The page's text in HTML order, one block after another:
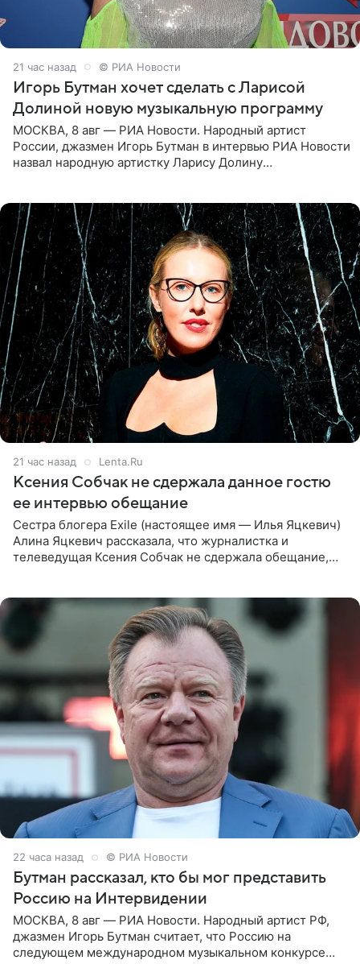
21 час назад © РИА Новости
Игорь Бутман хочет сделать с Ларисой
Долиной новую музыкальную программу
МОСКВА, 8 авг — РИА Новости. Народный артист
России, джазмен Игорь Бутман в интервью РИА Новости
назвал народную артистку Ларису Долину
21 час назад Lenta.Ru
Ксения Собчак не сдержала данное гостю
ее интервью обещание
Сестра блогера Exile (настоящее имя — Илья Яцкевич)
Алина Яцкевич рассказала, что журналистка и
телеведущая Ксения Собчак не сдержала обещание,
22 часа назад © РИА Новости
Бутман рассказал, кто бы мог представить
Россию на Интервидении
МОСКВА, 8 авг — РИА Новости. Народный артист РФ,
джазмен Игорь Бутман считает, что Россию на
следующем международном музыкальном конкурсе